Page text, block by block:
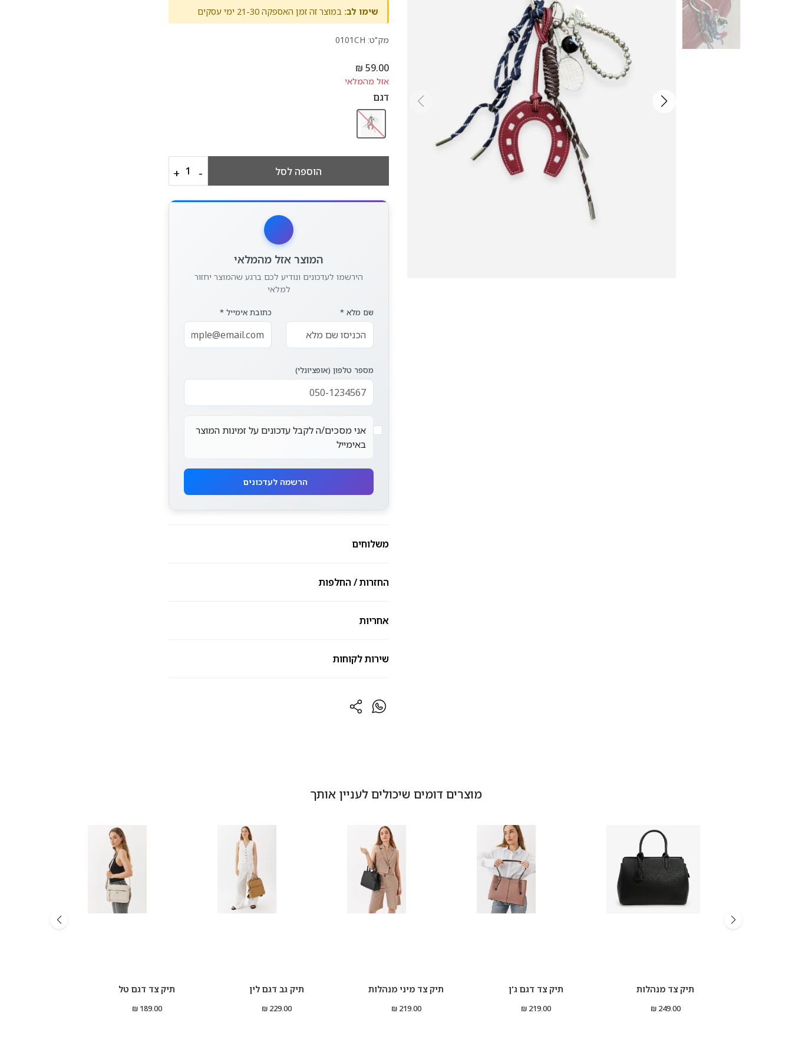
שימו לב: במוצר זה זמן האספקה 21-30 ימי עסקים
מק"ט: 0101CH
אזל מהמלאי
דגם
הוספה לסל −
+
המוצר אזל מהמלאי
הירשמו לעדכונים ונודיע לכם ברגע שהמוצר יחזור
למלאי
שם מלא * כתובת אימייל *
מספר טלפון (אופציונלי)
אני מסכים/ה לקבל עדכונים על זמינות המוצר
באימייל
משלוחים
החזרות / החלפות
אחריות
שירות לקוחות
מוצרים דומים שיכולים לעניין אותך
תיק צד מנהלות
249.00 ₪
תיק צד דגם ג'ן
219.00 ₪
תיק צד מיני מנהלות
219.00 ₪
תיק גב דגם לין
229.00 ₪
תיק צד דגם טל
189.00 ₪